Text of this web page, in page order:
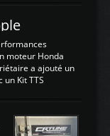
moteur Honda
a ajouté un
Kit TTS
de son moteur:
300Cv sans